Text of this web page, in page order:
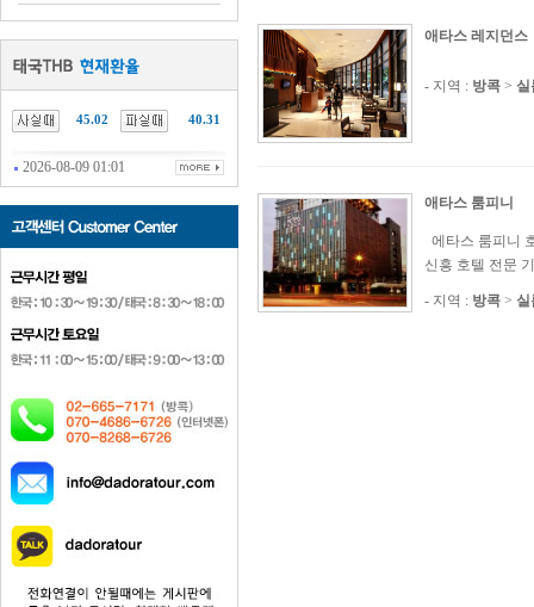
45.02 40.31
2026-08-09 01:01
애타스 레지던스
- 지역 : 방콕 > 실
애타스 룸피니
에타스 룸피니
신흥 호텔 전문
- 지역 : 방콕 > 실